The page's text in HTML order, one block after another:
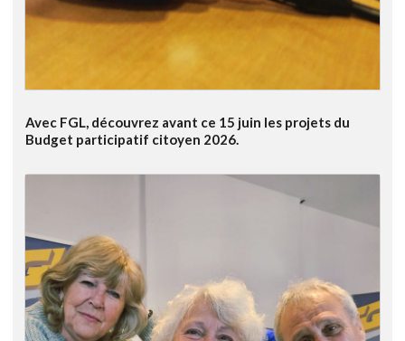
Avec FGL, découvrez avant ce 15 juin les projets du
Budget participatif citoyen 2026.